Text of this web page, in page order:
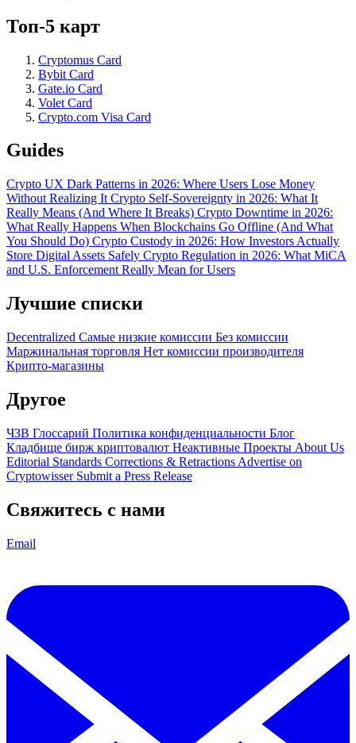
Топ-5 карт
Cryptomus Card
Bybit Card
Gate.io Card
Volet Card
Crypto.com Visa Card
Guides
Crypto UX Dark Patterns in 2026: Where Users Lose Money
Without Realizing It Crypto Self-Sovereignty in 2026: What It
Really Means (And Where It Breaks) Crypto Downtime in 2026:
What Really Happens When Blockchains Go Offline (And What
You Should Do) Crypto Custody in 2026: How Investors Actually
Store Digital Assets Safely Crypto Regulation in 2026: What MiCA
and U.S. Enforcement Really Mean for Users
Лучшие списки
Decentralized Самые низкие комиссии Без комиссии
Маржинальная торговля Нет комиссии производителя
Крипто-магазины
Другое
ЧЗВ Глоссарий Политика конфиденциальности Блог
Кладбище бирж криптовалют Неактивные Проекты About Us
Editorial Standards Corrections & Retractions Advertise on
Cryptowisser Submit a Press Release
Свяжитесь с нами
Email